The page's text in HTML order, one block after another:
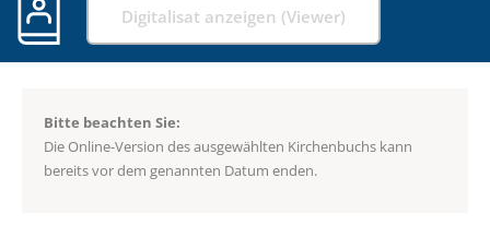
Digitalisat anzeigen (Viewer)
Bitte beachten Sie:
Die Online-Version des ausgewählten Kirchenbuchs kann
bereits vor dem genannten Datum enden.